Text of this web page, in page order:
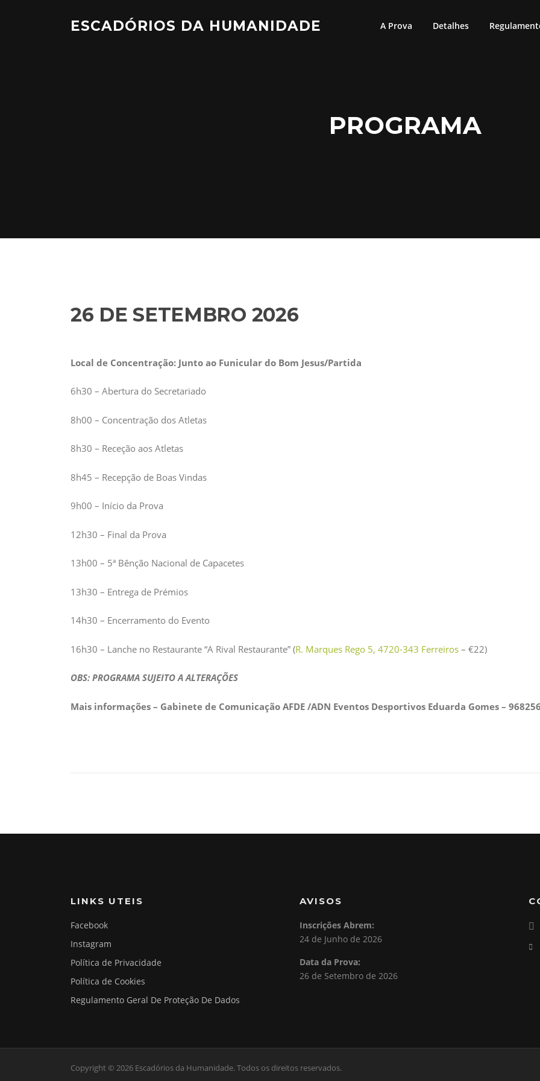
ESCADÓRIOS DA HUMANIDADE A Prova Detalhes
PROGRAMA
26 DE SETEMBRO 2026
Local de Concentração: Junto ao Funicular do Bom Jesus/Partida
6h30 – Abertura do Secretariado
8h00 – Concentração dos Atletas
8h30 – Receção aos Atletas
8h45 – Recepção de Boas Vindas
9h00 – Início da Prova
12h30 – Final da Prova
13h00 – 5ª Bênção Nacional de Capacetes
13h30 – Entrega de Prémios
14h30 – Encerramento do Evento
16h30 – Lanche no Restaurante “A Rival Restaurante” (R. Marques Rego 5, 4720-343 Ferreiros – €22)
OBS: PROGRAMA SUJEITO A ALTERAÇÕES
Mais informações – Gabinete de Comunicação AFDE /ADN Eventos Desportivos Eduarda Gomes –
LINKS UTEIS
Facebook
Instagram
Política de Privacidade
Política de Cookies
Regulamento Geral De Proteção De Dados
AVISOS
Inscrições Abrem:
24 de Junho de 2026
Data da Prova:
26 de Setembro de 2026
Copyright © 2026 Escadórios da Humanidade. Todos os direitos reservados.